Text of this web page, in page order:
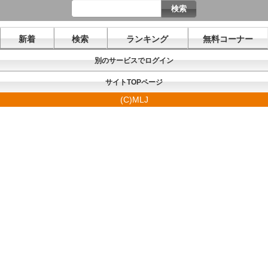
新着 検索 ランキング 無料コーナー
別のサービスでログイン
サイトTOPページ
(C)MLJ